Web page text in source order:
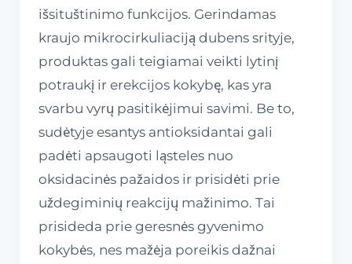
išsituštinimo funkcijos. Gerindamas
kraujo mikrocirkuliaciją dubens srityje,
produktas gali teigiamai veikti lytinį
potraukį ir erekcijos kokybę, kas yra
svarbu vyrų pasitikėjimui savimi. Be to,
sudėtyje esantys antioksidantai gali
padėti apsaugoti ląsteles nuo
oksidacinės pažaidos ir prisidėti prie
uždegiminių reakcijų mažinimo. Tai
prisideda prie geresnės gyvenimo
kokybės, nes mažėja poreikis dažnai